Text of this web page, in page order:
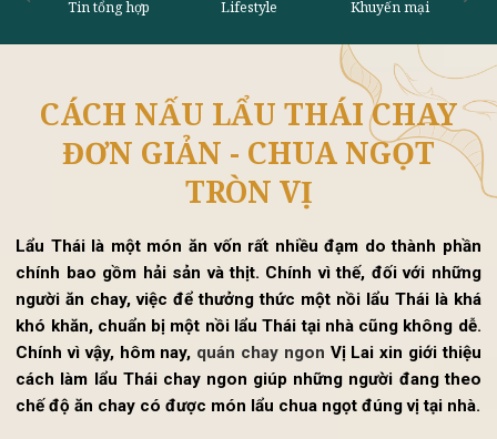
Tin tổng hợp Lifestyle
CÁCH NẤU LẨU THÁI CHAY
ĐƠN GIẢN - CHUA NGỌT
TRÒN VỊ
Lẩu Thái là một món ăn vốn rất nhiều đạm do thành
chính bao gồm hải sản và thịt. Chính vì thế, đối với
người ăn chay, việc để thưởng thức một nồi lẩu Thái là
khó khăn, chuẩn bị một nồi lẩu Thái tại nhà cũng không
Chính vì vậy, hôm nay, quán chay ngonVị Lai xin giới